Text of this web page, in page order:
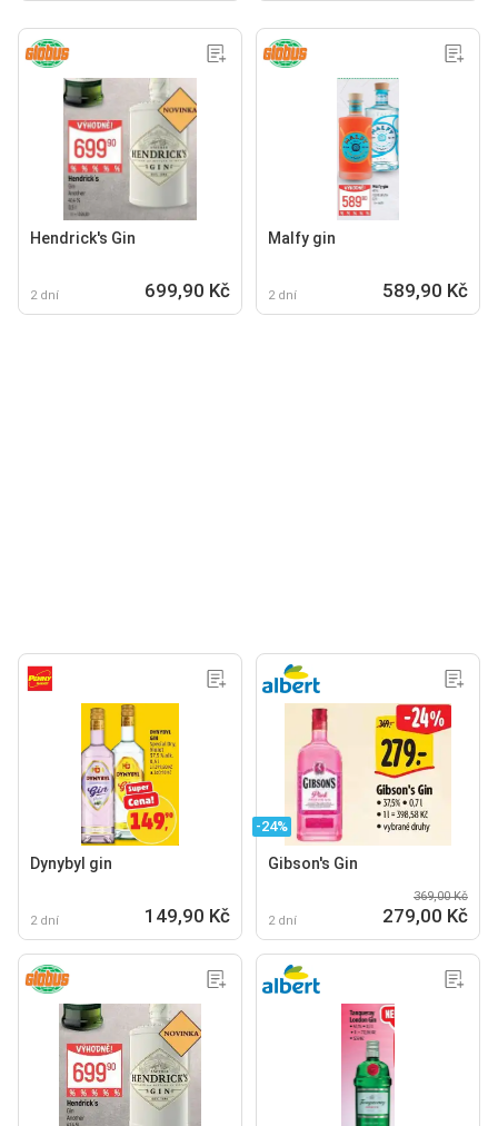
Hendrick's Gin
2 dní 699,90 Kč
Malfy gin
2 dní 589,90 Kč
Dynybyl gin
2 dní 149,90 Kč
-24%
Gibson's Gin
2 dní
369,00 Kč
279,00 Kč